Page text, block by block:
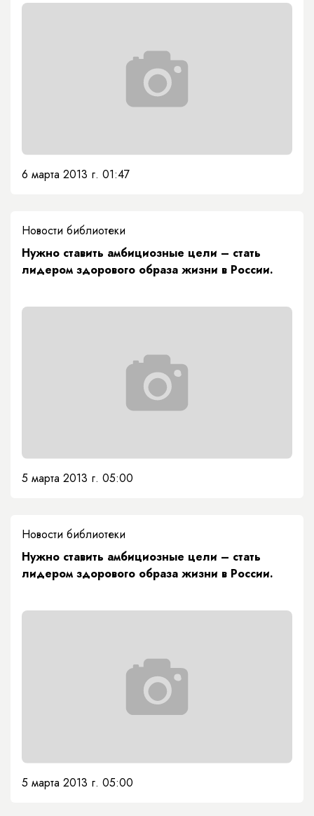
6 марта 2013 г. 01:47
Новости библиотеки
Нужно ставить амбициозные цели – стать
лидером здорового образа жизни в России.
5 марта 2013 г. 05:00
Новости библиотеки
Нужно ставить амбициозные цели – стать
лидером здорового образа жизни в России.
5 марта 2013 г. 05:00